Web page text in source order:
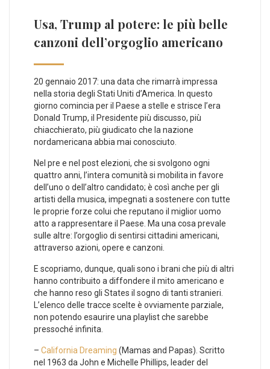
Usa, Trump al potere: le più belle
canzoni dell’orgoglio americano
20 gennaio 2017: una data che rimarrà impressa
nella storia degli Stati Uniti d’America. In questo
giorno comincia per il Paese a stelle e strisce l’era
Donald Trump, il Presidente più discusso, più
chiacchierato, più giudicato che la nazione
nordamericana abbia mai conosciuto.
Nel pre e nel post elezioni, che si svolgono ogni
quattro anni, l’intera comunità si mobilita in favore
dell’uno o dell’altro candidato; è così anche per gli
artisti della musica, impegnati a sostenere con tutte
le proprie forze colui che reputano il miglior uomo
atto a rappresentare il Paese. Ma una cosa prevale
sulle altre: l’orgoglio di sentirsi cittadini americani,
attraverso azioni, opere e canzoni.
E scopriamo, dunque, quali sono i brani che più di altri
hanno contribuito a diffondere il mito americano e
che hanno reso gli States il sogno di tanti stranieri.
L’elenco delle tracce scelte è ovviamente parziale,
non potendo esaurire una playlist che sarebbe
pressoché infinita.
– California Dreaming (Mamas and Papas). Scritto
nel 1963 da John e Michelle Phillips, leader del